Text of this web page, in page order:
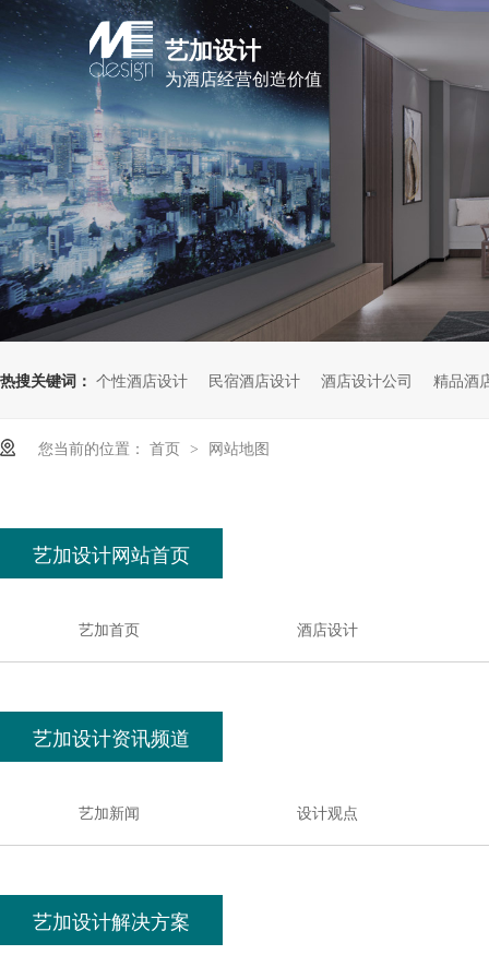
艺加设计
为酒店经营创造价值
热搜关键词： 个性酒店设计 民宿酒店设计 酒店设计公司 精品酒
您当前的位置： 首页 > 网站地图
艺加设计网站首页
艺加首页 酒店设计
艺加设计资讯频道
艺加新闻 设计观点
艺加设计解决方案